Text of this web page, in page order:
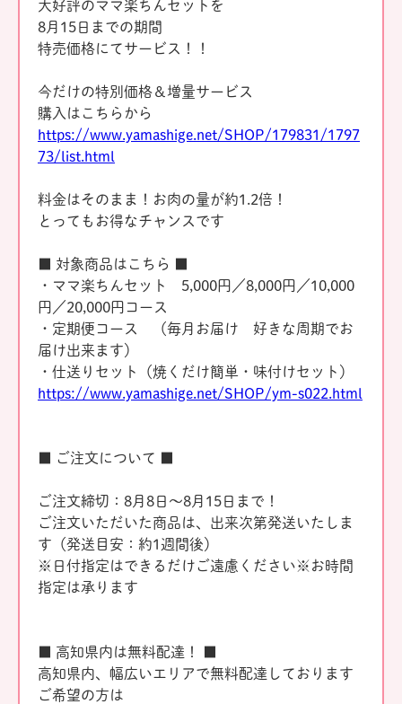
大好評のママ楽ちんセットを
8月15日までの期間
特売価格にてサービス！！
今だけの特別価格＆増量サービス
購入はこちらから
https://www.yamashige.net/SHOP/179831/1797
73/list.html
料金はそのまま！お肉の量が約1.2倍！
とってもお得なチャンスです
■ 対象商品はこちら ■
・ママ楽ちんセット 5,000円／8,000円／10,000
円／20,000円コース
・定期便コース （毎月お届け 好きな周期でお
届け出来ます）
・仕送りセット（焼くだけ簡単・味付けセット）
https://www.yamashige.net/SHOP/ym-s022.html
■ ご注文について ■
ご注文締切：8月8日～8月15日まで！
ご注文いただいた商品は、出来次第発送いたしま
す（発送目安：約1週間後）
※日付指定はできるだけご遠慮ください※お時間
指定は承ります
■ 高知県内は無料配達！ ■
高知県内、幅広いエリアで無料配達しております
ご希望の方は